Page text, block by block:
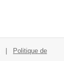
|
Politique de